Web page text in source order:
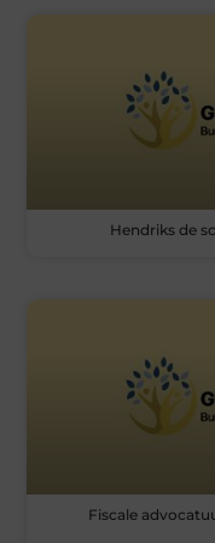
Hendriks de
Fiscale